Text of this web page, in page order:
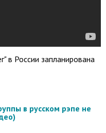
в России запланирована
в русском рэпе не